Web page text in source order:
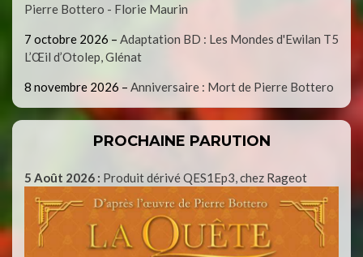
Pierre Bottero - Florie Maurin
7 octobre 2026 – Adaptation BD : Les Mondes d'Ewilan T5
L’Œil d’Otolep, Glénat
8 novembre 2026 – Anniversaire : Mort de Pierre Bottero
PROCHAINE PARUTION
5 Août 2026 : Produit dérivé QES1Ep3, chez Rageot